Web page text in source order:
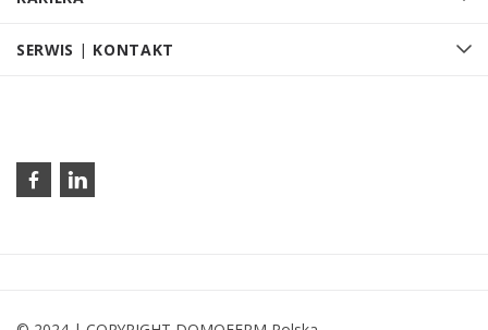
SERWIS | KONTAKT